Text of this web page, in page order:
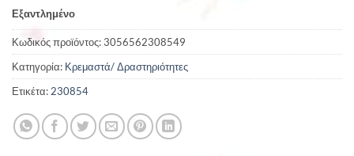
Εξαντλημένο
Κωδικός προϊόντος:3056562308549
Κατηγορία: Κρεμαστά/ Δραστηριότητες
Ετικέτα:230854